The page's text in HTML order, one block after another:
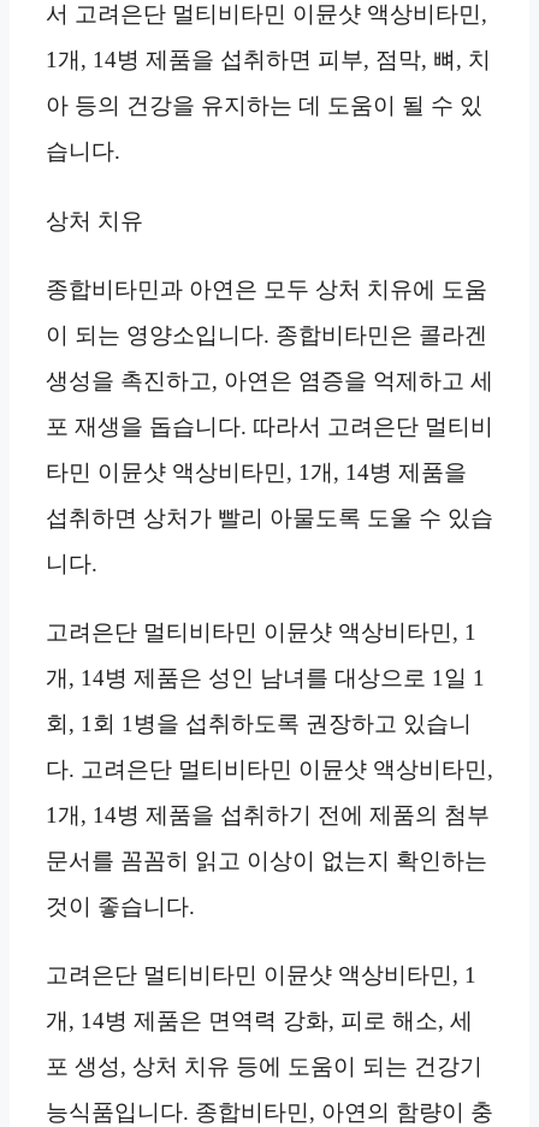
서 고려은단 멀티비타민 이뮨샷 액상비타민,
1개, 14병 제품을 섭취하면 피부, 점막, 뼈, 치
아 등의 건강을 유지하는 데 도움이 될 수 있
습니다.
상처 치유
종합비타민과 아연은 모두 상처 치유에 도움
이 되는 영양소입니다. 종합비타민은 콜라겐
생성을 촉진하고, 아연은 염증을 억제하고 세
포 재생을 돕습니다. 따라서 고려은단 멀티비
타민 이뮨샷 액상비타민, 1개, 14병 제품을
섭취하면 상처가 빨리 아물도록 도울 수 있습
니다.
고려은단 멀티비타민 이뮨샷 액상비타민, 1
개, 14병 제품은 성인 남녀를 대상으로 1일 1
회, 1회 1병을 섭취하도록 권장하고 있습니
다. 고려은단 멀티비타민 이뮨샷 액상비타민,
1개, 14병 제품을 섭취하기 전에 제품의 첨부
문서를 꼼꼼히 읽고 이상이 없는지 확인하는
것이 좋습니다.
고려은단 멀티비타민 이뮨샷 액상비타민, 1
개, 14병 제품은 면역력 강화, 피로 해소, 세
포 생성, 상처 치유 등에 도움이 되는 건강기
능식품입니다. 종합비타민, 아연의 함량이 충